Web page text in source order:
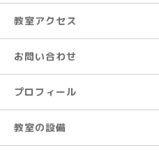
教室アクセス
お問い合わせ
プロフィール
教室の設備